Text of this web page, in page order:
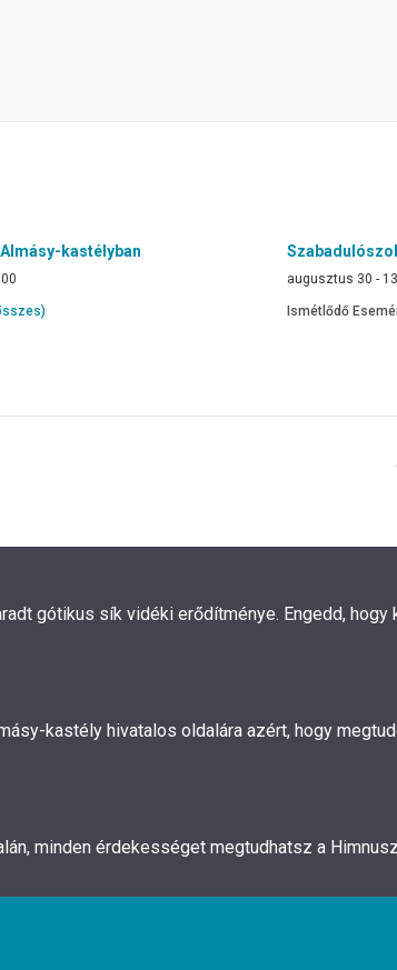
kastélyban
augusztus 30 -
Ismétlődő
gótikus sík vidéki erődítménye. Engedd,
kastély hivatalos oldalára azért, hogy
minden érdekességet megtudhatsz a